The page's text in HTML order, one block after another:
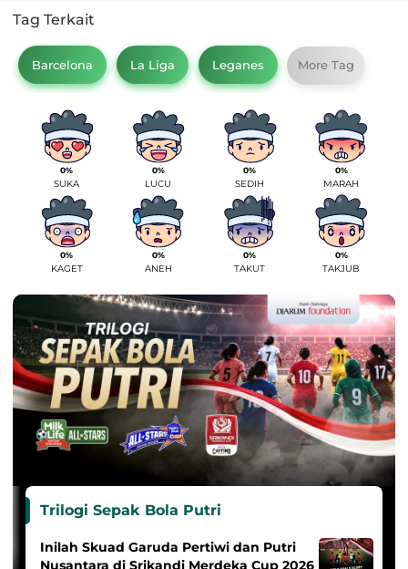
Tag Terkait
Barcelona La Liga Leganes More Tag
0%
SUKA
0%
LUCU
0%
SEDIH
0%
MARAH
0%
KAGET
0%
ANEH
0%
TAKUT
0%
TAKJUB
Trilogi Sepak Bola Putri
Inilah Skuad Garuda Pertiwi dan Putri
Nusantara di Srikandi Merdeka Cup 2026